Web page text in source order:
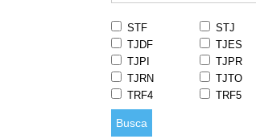
STF STJ
TJDF
TJES
TJPI
TJPR
TJRN
TJTO
TRF4
TRF5
Busca